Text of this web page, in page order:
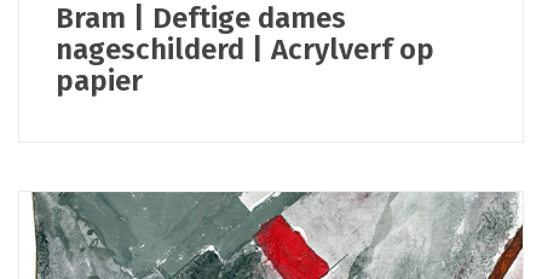
Bram | Deftige dames
nageschilderd | Acrylverf op
papier